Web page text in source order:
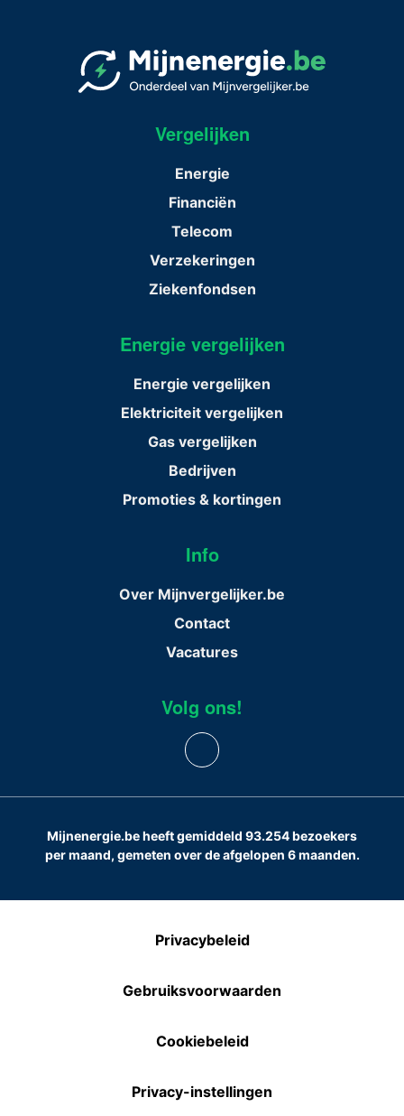
Vergelijken
Energie
Financiën
Telecom
Verzekeringen
Ziekenfondsen
Energie vergelijken
Energie vergelijken
Elektriciteit vergelijken
Gas vergelijken
Bedrijven
Promoties & kortingen
Info
Over Mijnvergelijker.be
Contact
Vacatures
Volg ons!
Mijnenergie.be heeft gemiddeld 93.254 bezoekers
per maand, gemeten over de afgelopen 6 maanden.
Privacybeleid
Gebruiksvoorwaarden
Cookiebeleid
Privacy-instellingen